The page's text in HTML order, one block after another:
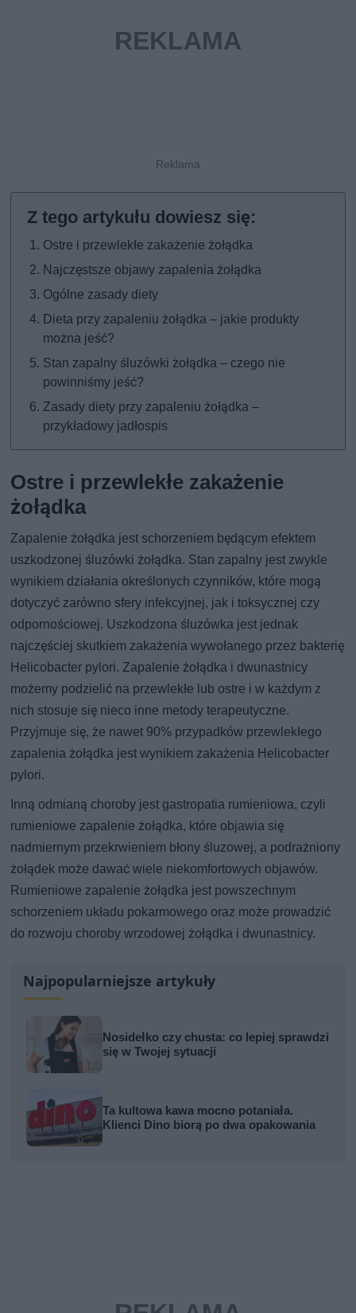
Ostre i przewlekłe zakażenie żołądka
Najczęstsze objawy zapalenia żołądka
Ogólne zasady diety
Dieta przy zapaleniu żołądka – jakie produkty
można jeść?
Stan zapalny śluzówki żołądka – czego nie
powinniśmy jeść?
Zasady diety przy zapaleniu żołądka –
przykładowy jadłospis
Ostre i przewlekłe zakażenie
żołądka
Zapalenie żołądka jest schorzeniem będącym efektem
uszkodzonej śluzówki żołądka. Stan zapalny jest zwykle
wynikiem działania określonych czynników, które mogą
dotyczyć zarówno sfery infekcyjnej, jak i toksycznej czy
odpornościowej. Uszkodzona śluzówka jest jednak
najczęściej skutkiem zakażenia wywołanego przez bakterię
Helicobacter pylori. Zapalenie żołądka i dwunastnicy
możemy podzielić na przewlekłe lub ostre i w każdym z
nich stosuje się nieco inne metody terapeutyczne.
Przyjmuje się, że nawet 90% przypadków przewlekłego
zapalenia żołądka jest wynikiem zakażenia Helicobacter
pylori.
Inną odmianą choroby jest gastropatia rumieniowa, czyli
rumieniowe zapalenie żołądka, które objawia się
nadmiernym przekrwieniem błony śluzowej, a podrażniony
żołądek może dawać wiele niekomfortowych objawów.
Rumieniowe zapalenie żołądka jest powszechnym
schorzeniem układu pokarmowego oraz może prowadzić
do rozwoju choroby wrzodowej żołądka i dwunastnicy.
Najpopularniejsze artykuły
Nosidełko czy chusta: co lepiej sprawdzi
się w Twojej sytuacji
Ta kultowa kawa mocno potaniała.
Klienci Dino biorą po dwa opakowania